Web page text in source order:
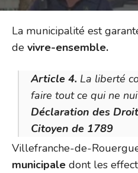
La municipalité est
de vivre-ensemble.
Article 4. La liberté
faire tout ce qui ne
Déclaration des
Citoyen de 1789
Villefranche-de-
municipale dont les